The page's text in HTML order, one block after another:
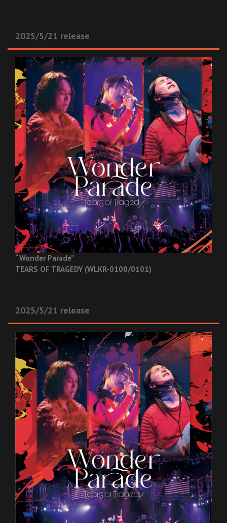
2025/5/21 release
“Wonder Parade”
TEARS OF TRAGEDY (WLKR-0100/0101)
2025/5/21 release